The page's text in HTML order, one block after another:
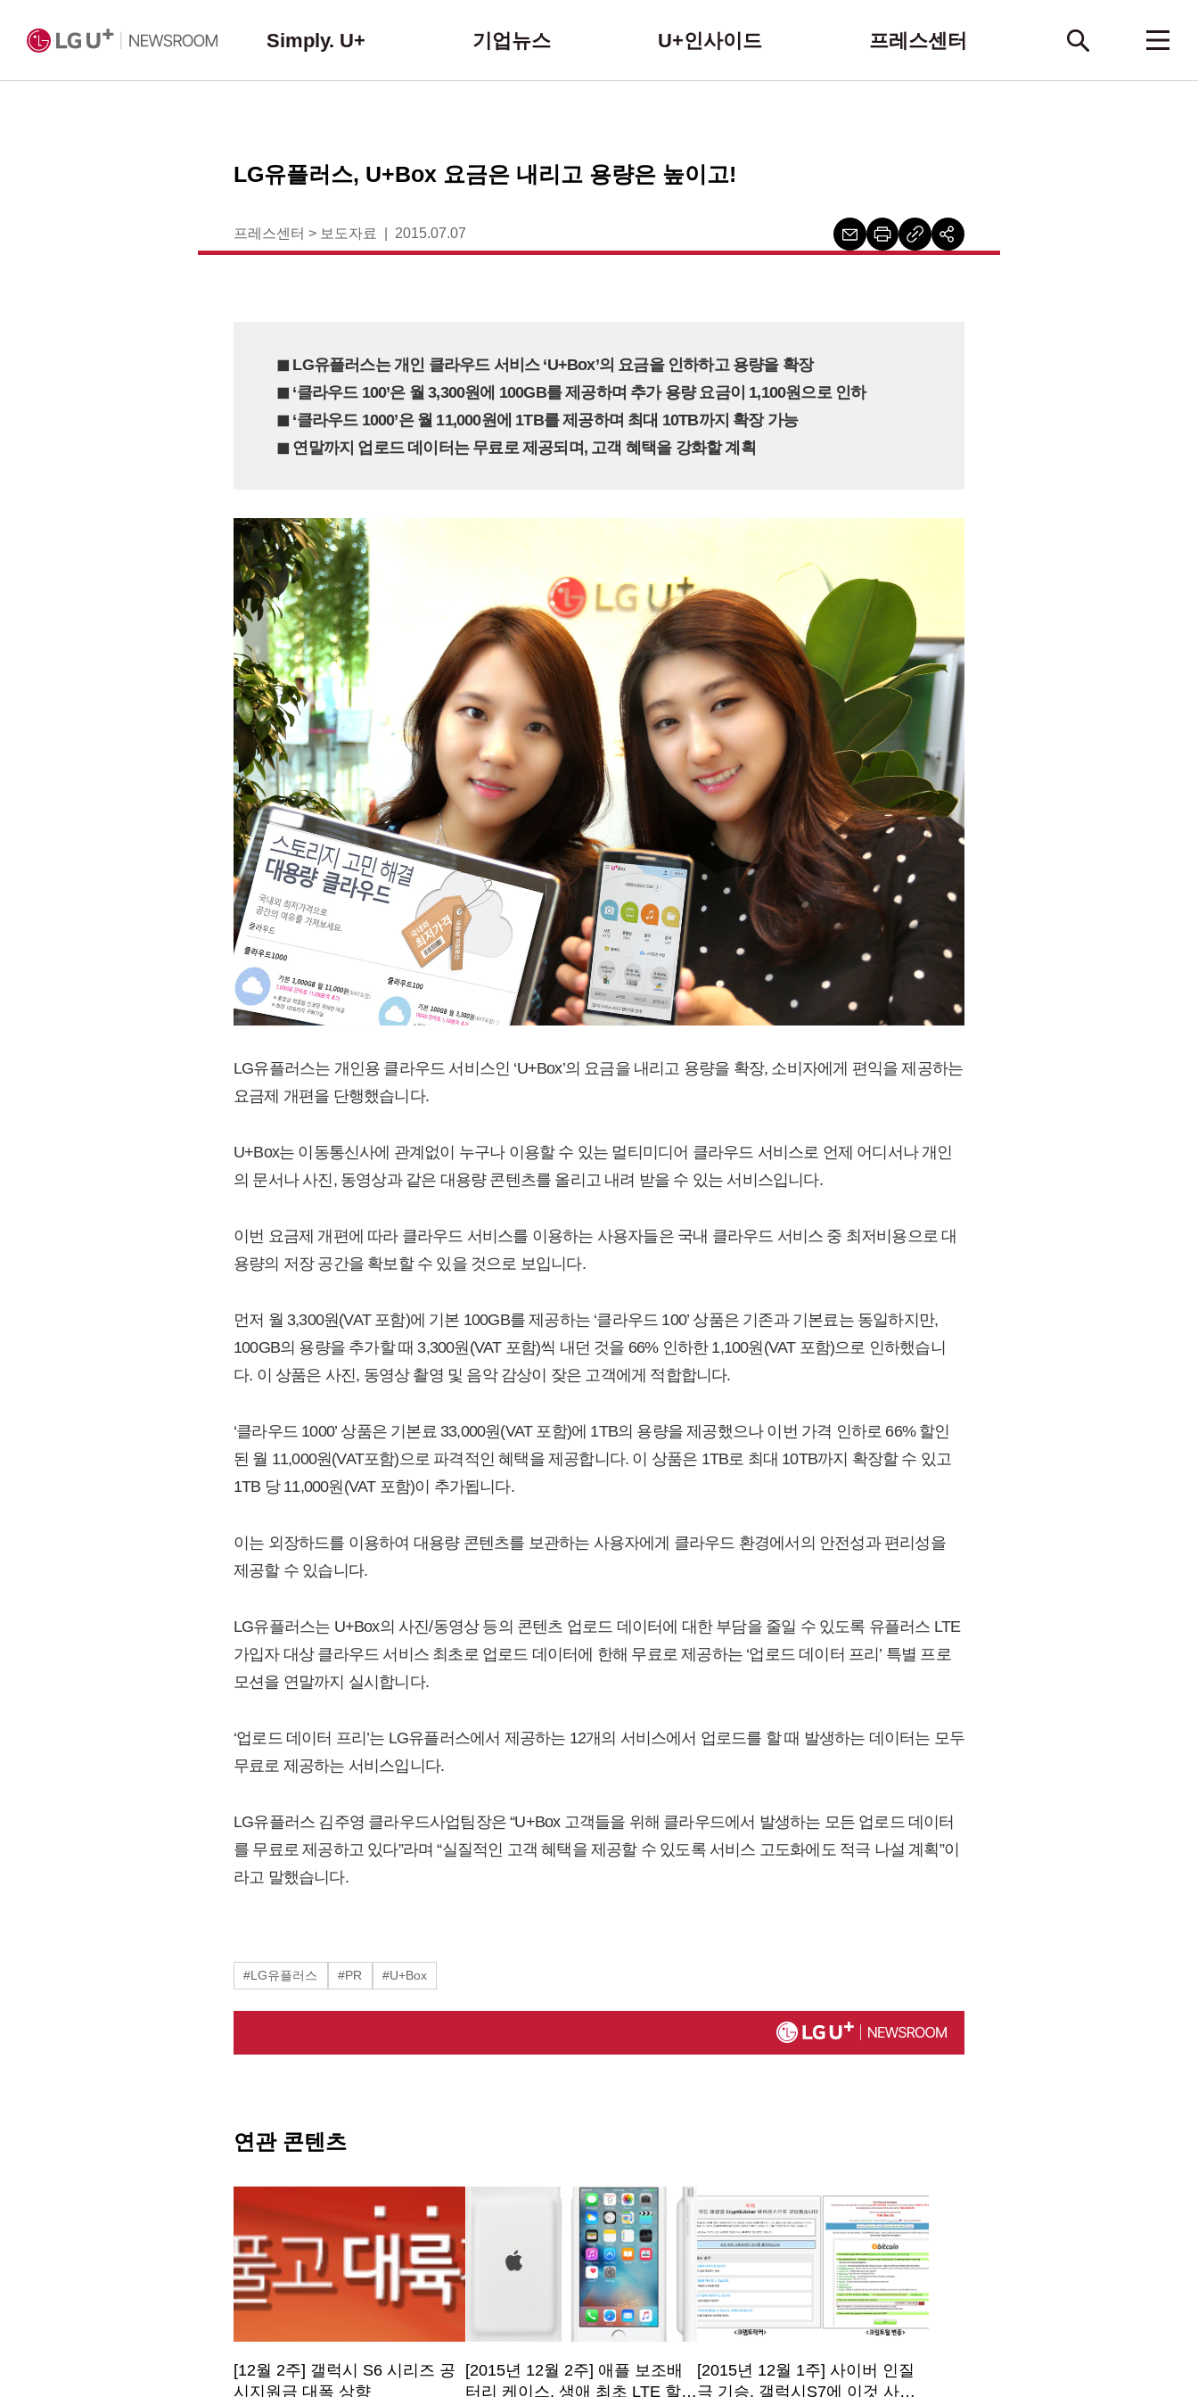
Simply. U+ 기업뉴스 U+인사이드 프레스센터
LG유플러스, U+Box 요금은 내리고 용량은 높이고!
프레스센터 > 보도자료 2015.07.07
◼︎ LG유플러스는 개인 클라우드 서비스 ‘U+Box’의 요금을 인하하고 용량을 확장
◼︎ ‘클라우드 100’은 월 3,300원에 100GB를 제공하며 추가 용량 요금이 1,100원으로 인하
◼︎ ‘클라우드 1000’은 월 11,000원에 1TB를 제공하며 최대 10TB까지 확장 가능
◼︎ 연말까지 업로드 데이터는 무료로 제공되며, 고객 혜택을 강화할 계획
LG유플러스는 개인용 클라우드 서비스인 ‘U+Box’의 요금을 내리고 용량을 확장, 소비자에게 편익을 제공하는
요금제 개편을 단행했습니다.
U+Box는 이동통신사에 관계없이 누구나 이용할 수 있는 멀티미디어 클라우드 서비스로 언제 어디서나 개인
의 문서나 사진, 동영상과 같은 대용량 콘텐츠를 올리고 내려 받을 수 있는 서비스입니다.
이번 요금제 개편에 따라 클라우드 서비스를 이용하는 사용자들은 국내 클라우드 서비스 중 최저비용으로 대
용량의 저장 공간을 확보할 수 있을 것으로 보입니다.
먼저 월 3,300원(VAT 포함)에 기본 100GB를 제공하는 ‘클라우드 100’ 상품은 기존과 기본료는 동일하지만,
100GB의 용량을 추가할 때 3,300원(VAT 포함)씩 내던 것을 66% 인하한 1,100원(VAT 포함)으로 인하했습니
다. 이 상품은 사진, 동영상 촬영 및 음악 감상이 잦은 고객에게 적합합니다.
‘클라우드 1000’ 상품은 기본료 33,000원(VAT 포함)에 1TB의 용량을 제공했으나 이번 가격 인하로 66% 할인
된 월 11,000원(VAT포함)으로 파격적인 혜택을 제공합니다. 이 상품은 1TB로 최대 10TB까지 확장할 수 있고
1TB 당 11,000원(VAT 포함)이 추가됩니다.
이는 외장하드를 이용하여 대용량 콘텐츠를 보관하는 사용자에게 클라우드 환경에서의 안전성과 편리성을
제공할 수 있습니다.
LG유플러스는 U+Box의 사진/동영상 등의 콘텐츠 업로드 데이터에 대한 부담을 줄일 수 있도록 유플러스 LTE
가입자 대상 클라우드 서비스 최초로 업로드 데이터에 한해 무료로 제공하는 ‘업로드 데이터 프리’ 특별 프로
모션을 연말까지 실시합니다.
‘업로드 데이터 프리’는 LG유플러스에서 제공하는 12개의 서비스에서 업로드를 할 때 발생하는 데이터는 모두
무료로 제공하는 서비스입니다.
LG유플러스 김주영 클라우드사업팀장은 “U+Box 고객들을 위해 클라우드에서 발생하는 모든 업로드 데이터
를 무료로 제공하고 있다”라며 “실질적인 고객 혜택을 제공할 수 있도록 서비스 고도화에도 적극 나설 계획”이
라고 말했습니다.
#LG유플러스 #PR #U+Box
연관 콘텐츠
[12월 2주] 갤럭시 S6 시리즈 공
시지원금 대폭 상향
[2015년 12월 2주] 애플 보조배
터리 케이스, 생애 최초 LTE 할인
[2015년 12월 1주] 사이버 인질
극 기승, 갤럭시S7에 이것 사용